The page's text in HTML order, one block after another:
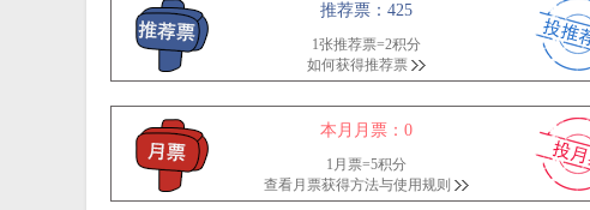
推荐票：425
1张推荐票=2积分
如何获得推荐票
本月月票：0
1月票=5积分
查看月票获得方法与使用规则